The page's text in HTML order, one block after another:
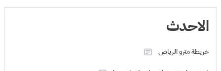
الاحدث
خريطة مترو الرياض